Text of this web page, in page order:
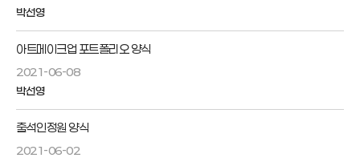
박선영
아트메이크업 포트폴리오 양식
2021-06-08
박선영
출석인정원 양식
2021-06-02